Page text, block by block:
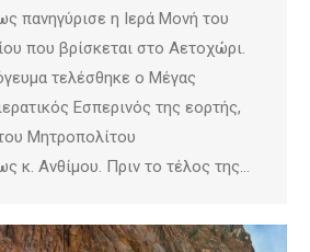
πανηγύρισε η Ιερά Μονή του
που βρίσκεται στο Αετοχώρι.
τελέσθηκε ο Μέγας
Εσπερινός της εορτής,
Μητροπολίτου
κ. Ανθίμου. Πριν το τέλος της…